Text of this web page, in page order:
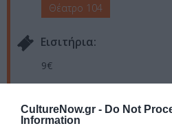
CultureNow.gr - Do Not
Information
Θέατρο 104
Eισιτήρια:
9€
Τηλ: 2109216346,